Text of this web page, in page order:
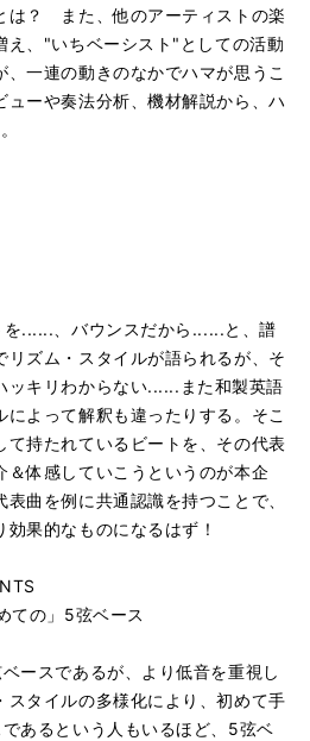
は？ また、他のアーティストの楽
え、"いちベーシスト"としての活動
、一連の動きのなかでハマが思うこ
ーや奏法分析、機材解説から、ハ
......、バウンスだから......と、譜
リズム・スタイルが語られるが、そ
ッキリわからない......また和製英語
よって解釈も違ったりする。そこ
て持たれているビートを、その代表
＆体感していこうというのが本企
曲を例に共通認識を持つことで、
果的なものになるはず！
ての」5弦ベース
ースであるが、より低音を重視し
スタイルの多様化により、初めて手
あるという人もいるほど、5弦ベ